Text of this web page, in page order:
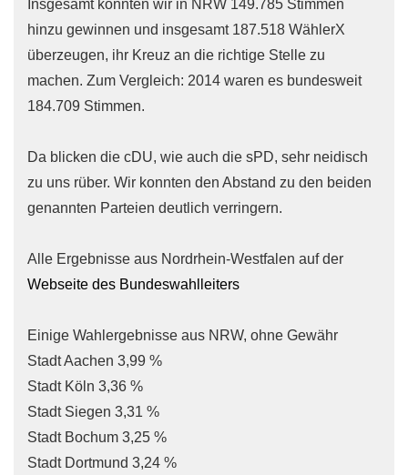
Insgesamt konnten wir in NRW ‭149.785‬ Stimmen
hinzu gewinnen und insgesamt 187.518 WählerX
überzeugen, ihr Kreuz an die richtige Stelle zu
machen. Zum Vergleich: 2014 waren es bundesweit
184.709 Stimmen.
Da blicken die cDU, wie auch die sPD, sehr neidisch
zu uns rüber. Wir konnten den Abstand zu den beiden
genannten Parteien deutlich verringern.
Alle Ergebnisse aus Nordrhein-Westfalen auf der
Webseite des Bundeswahlleiters
Einige Wahlergebnisse aus NRW, ohne Gewähr
Stadt Aachen 3,99 %
Stadt Köln 3,36 %
Stadt Siegen 3,31 %
Stadt Bochum 3,25 %
Stadt Dortmund 3,24 %